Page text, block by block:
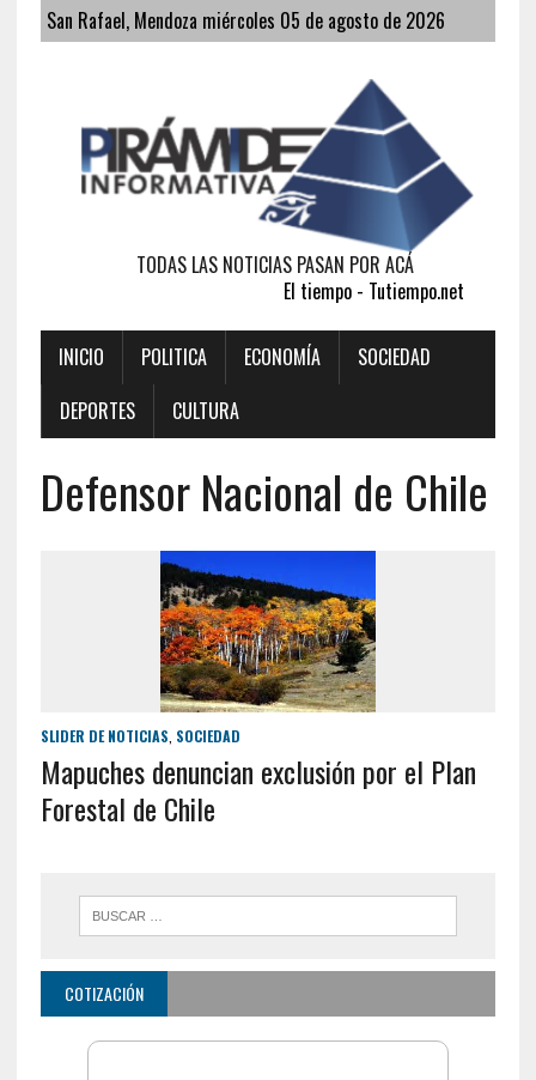
San Rafael, Mendoza miércoles 05 de agosto de 2026
TODAS LAS NOTICIAS PASAN POR ACÁ
El tiempo - Tutiempo.net
INICIO POLITICA ECONOMÍA
SOCIEDAD
DEPORTES
CULTURA
Defensor Nacional de Chile
SLIDER DE NOTICIAS SOCIEDAD
Mapuches denuncian exclusión por el Plan
Forestal de Chile
COTIZACIÓN